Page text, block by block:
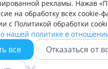
рекламы. Нажав
на обработку всех cookie-
с Политикой обработки
нашей политике в
все
Отказаться от
персональных данных
об использовании сайта
Битрикс